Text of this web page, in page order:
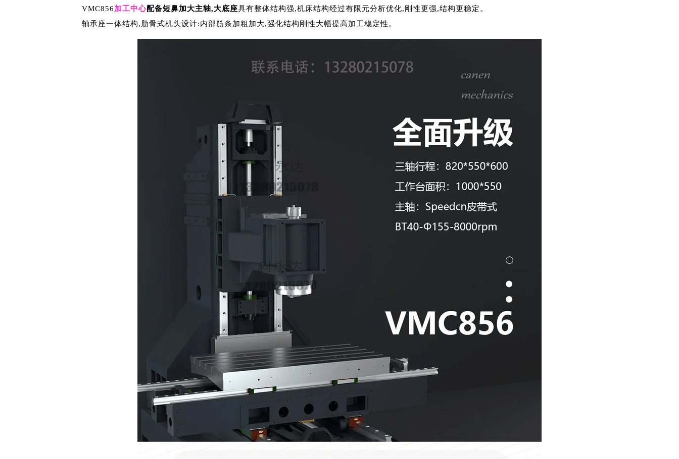
VMC856加工中心配备短鼻加大主轴,大底座具有整体结构强,机床结构经过有限元分析优化,刚性更强,结构更稳定。
轴承座一体结构,肋骨式机头设计:内部筋条加粗加大,强化结构刚性大幅提高加工稳定性。